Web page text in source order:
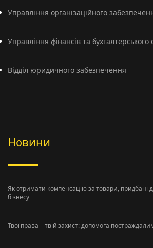
Управління організаційного
Управління фінансів та бухгалтерського
Відділ юридичного забезпечення
Новини
Як отримати компенсацію за товари, придбані
бізнесу
Твої права – твій захист: допомога